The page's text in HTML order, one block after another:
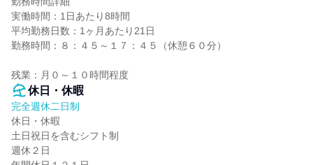
実働時間：1日あたり8時間
平均勤務日数：1ヶ月あたり21日
勤務時間：８：４５～１７：４５（休憩６０分）
残業：月０～１０時間程度
休日・休暇
完全週休二日制
休日・休暇
土日祝日を含むシフト制
週休２日